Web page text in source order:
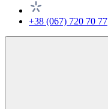
+38 (067) 720 70 77